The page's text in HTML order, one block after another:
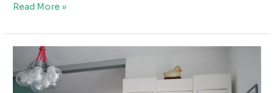
Parlo
miei
progetti
Read More »